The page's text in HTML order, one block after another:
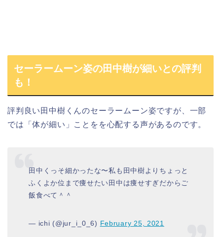
セーラームーン姿の田中樹が細いとの評判
も！
評判良い田中樹くんのセーラームーン姿ですが、一部
では「体が細い」ことをを心配する声があるのです。
田中くっそ細かったな〜私も田中樹よりちょっと
ふくよか位まで痩せたい田中は痩せすぎだからご
飯食べて＾＾
— ichi (@jur_i_0_6) February 25, 2021